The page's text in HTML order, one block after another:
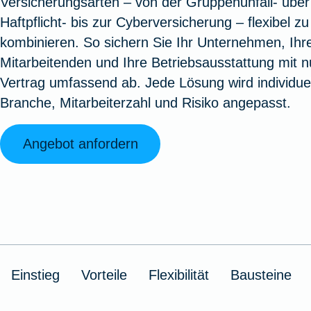
Oldtimerversicherung
Fahrradversicherung
Zur Produktübersicht
Rundum-
Haus-
Jagd- und
Jäger-
Augenzusatzversicherung
Pflegemonatsgeld
Zur Produktübersicht
Zur
Zur
Vermögensschadenversicherung
Cyber-Versicherung
Zur Produktübersicht
Filmversicherung
Zur Serviceübersicht
Haftpflicht- bis zur Cyberversicherung – flexibel zu
kombinieren. So sichern Sie Ihr Unternehmen,
Mitarbeitenden und Ihre Betriebsausstattung mit
Vertrag umfassend ab. Jede Lösung wird
Branche, Mitarbeiterzahl und Risiko angepasst.
Angebot anfordern
Einstieg Vorteile Flexibilität Bausteine